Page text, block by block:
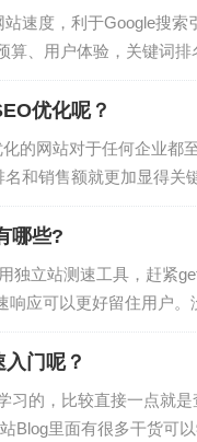
到2000字以…
速度，利于Google搜索
算、用户体验，关键词
站速度原理及测速工具
你在访问一个网站，会
不完全打开…
优化呢？
的网站对于任何企业都
和销售额就更加显得关
效提高网站在搜索引擎
还要注重产品质量和品
发展前景将更加广阔。
哪些?
独立站测速工具，赶紧
响应可以更好留住用户
想法，它也会同意这个
载时间很长，你很可能
览体验，网页加载…
门呢？
习的，比较直接一点就
Blog里面有很多干货可